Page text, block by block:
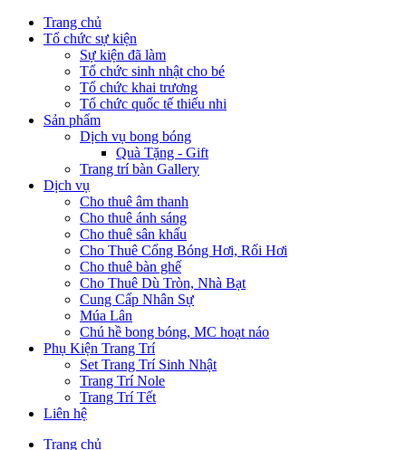
Trang chủ
Tổ chức sự kiện
Sự kiện đã làm
Tổ chức sinh nhật cho bé
Tổ chức khai trương
Tổ chức quốc tế thiếu nhi
Sản phẩm
Dịch vụ bong bóng
Quà Tặng - Gift
Trang trí bàn Gallery
Dịch vụ
Cho thuê âm thanh
Cho thuê ánh sáng
Cho thuê sân khấu
Cho Thuê Cổng Bóng Hơi, Rối Hơi
Cho thuê bàn ghế
Cho Thuê Dù Tròn, Nhà Bạt
Cung Cấp Nhân Sự
Múa Lân
Chú hề bong bóng, MC hoạt náo
Phụ Kiện Trang Trí
Set Trang Trí Sinh Nhật
Trang Trí Nole
Trang Trí Tết
Liên hệ
Trang chủ